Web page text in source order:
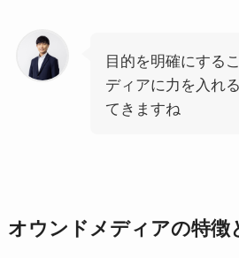
目的を明確にする
ディアに力を入れ
てきますね
オウンドメディアの特徴